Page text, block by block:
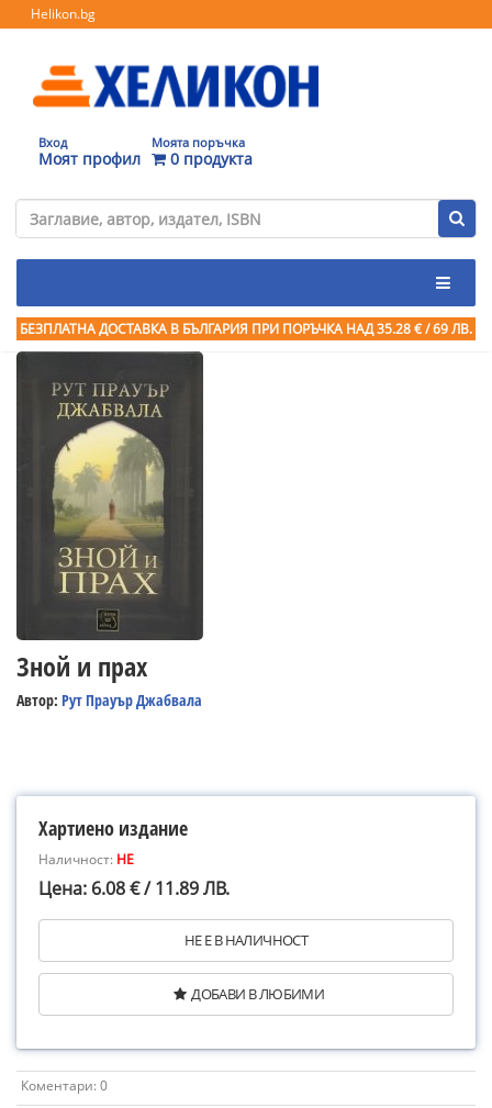
Helikon.bg
Вход
Моят профил
Моята поръчка
0 продукта
БЕЗПЛАТНА ДОСТАВКА В БЪЛГАРИЯ ПРИ ПОРЪЧКА НАД 35.28 € / 69 ЛВ.
Зной и прах
Автор: Рут Прауър Джабвала
Хартиено издание
Наличност: НЕ
Цена: 6.08 € / 11.89 ЛВ.
НЕ Е В НАЛИЧНОСТ
ДОБАВИ В ЛЮБИМИ
Коментари: 0